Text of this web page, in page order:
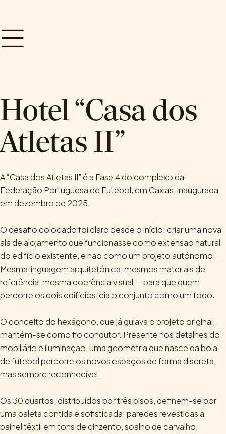
Hotel “Casa dos
Atletas II”
A “Casa dos Atletas II” é a Fase 4 do complexo da
Federação Portuguesa de Futebol, em Caxias, inaugurada
em dezembro de 2025.
O desafio colocado foi claro desde o início: criar uma nova
ala de alojamento que funcionasse como extensão natural
do edifício existente, e não como um projeto autónomo.
Mesma linguagem arquitetónica, mesmos materiais de
referência, mesma coerência visual — para que quem
percorre os dois edifícios leia o conjunto como um todo.
O conceito do hexágono, que já guiava o projeto original,
mantém-se como fio condutor. Presente nos detalhes do
mobiliário e iluminação, uma geometria que nasce da bola
de futebol percorre os novos espaços de forma discreta,
mas sempre reconhecível.
Os 30 quartos, distribuídos por três pisos, definem-se por
uma paleta contida e sofisticada: paredes revestidas a
painel têxtil em tons de cinzento, soalho de carvalho,